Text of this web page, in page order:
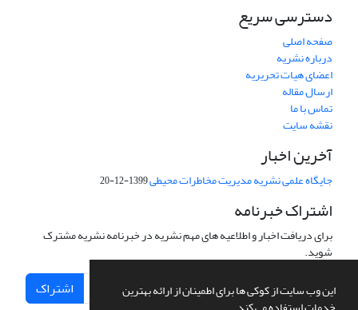
این وب سایت از کوکی ها برای اطمینان از ارائه بهترین
دسترسی سریع
صفحه اصلی
درباره نشریه
اعضای هیات تحریریه
ارسال مقاله
تماس با ما
نقشه سایت
آخرین اخبار
جایگاه علمی نشریه مدیریت مخاطرات محیطی1399-12-20
اشتراک خبرنامه
برای دریافت اخبار و اطلاعیه های مهم نشریه در خبرنامه نشریه مشترک
شوید.
اشتراک